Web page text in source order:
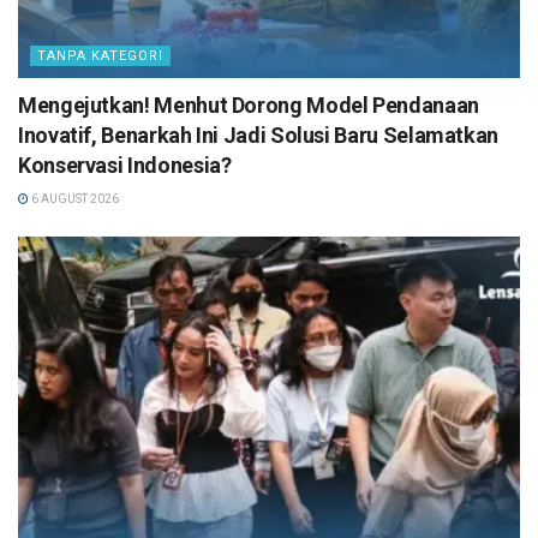
TANPA KATEGORI
Mengejutkan! Menhut Dorong Model Pendanaan
Inovatif, Benarkah Ini Jadi Solusi Baru Selamatkan
Konservasi Indonesia?
6 AUGUST 2026